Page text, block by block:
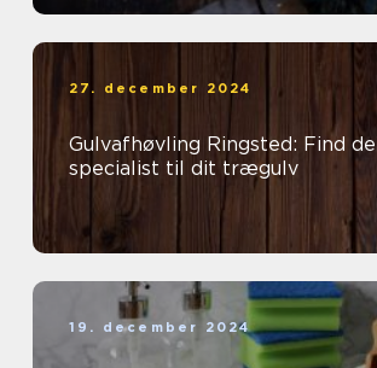
27. december 2024
Gulvafhøvling Ringsted: Find
specialist til dit trægulv
19. december 2024